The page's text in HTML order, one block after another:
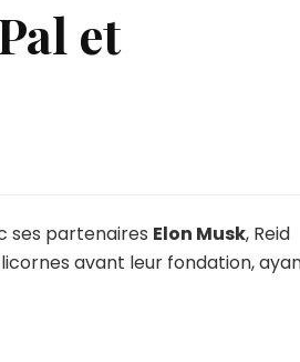
et
ses partenaires Elon Musk, Reid
avant leur fondation,